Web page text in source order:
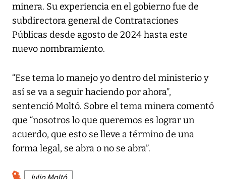
minera. Su experiencia en el gobierno fue de
subdirectora general de Contrataciones
Públicas desde agosto de 2024 hasta este
nuevo nombramiento.
“Ese tema lo manejo yo dentro del ministerio y
así se va a seguir haciendo por ahora”,
sentenció Moltó. Sobre el tema minera comentó
que “nosotros lo que queremos es lograr un
acuerdo, que esto se lleve a término de una
forma legal, se abra o no se abra”.